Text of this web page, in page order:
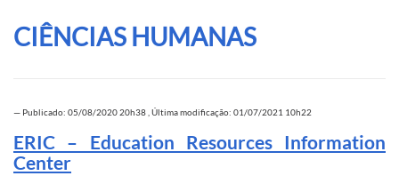
CIÊNCIAS HUMANAS
— Publicado: 05/08/2020 20h38 Última modificação: 01/07/2021 10h22
ERIC – Education Resources Information
Center